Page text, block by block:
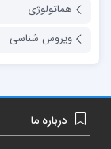
هماتولوژی
ویروس شناسی
درباره ما